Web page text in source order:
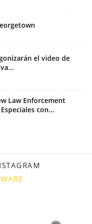
el video de
Law Enforcement
con...